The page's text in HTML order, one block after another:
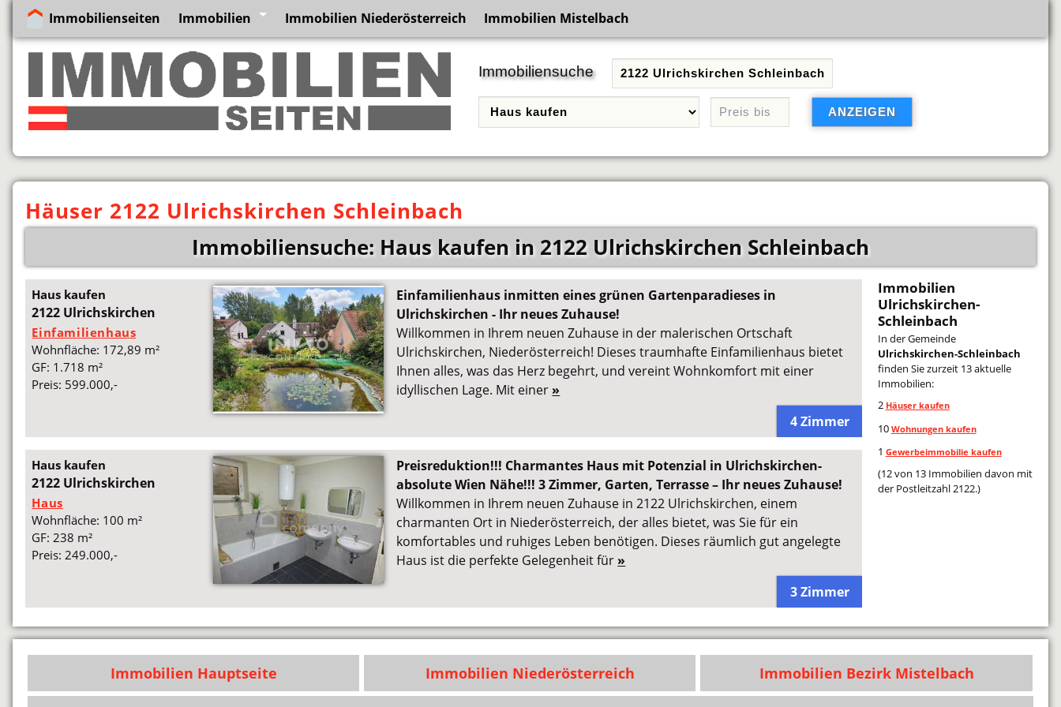
Immobilienseiten Immobilien Immobilien Niederösterreich Immobilien Mistelbach
Immobiliensuche
Häuser 2122 Ulrichskirchen Schleinbach
Immobiliensuche: Haus kaufen in 2122 Ulrichskirchen Schleinbach
Haus kaufen
2122 Ulrichskirchen
Einfamilienhaus
Wohnfläche: 172,89 m²
GF: 1.718 m²
Preis: 599.000,-
Einfamilienhaus inmitten eines grünen Gartenparadieses in
Ulrichskirchen - Ihr neues Zuhause!
Willkommen in Ihrem neuen Zuhause in der malerischen Ortschaft
Ulrichskirchen, Niederösterreich! Dieses traumhafte Einfamilienhaus bietet
Ihnen alles, was das Herz begehrt, und vereint Wohnkomfort mit einer
idyllischen Lage. Mit einer »
4 Zimmer
Haus kaufen
2122 Ulrichskirchen
Haus
Wohnfläche: 100 m²
GF: 238 m²
Preis: 249.000,-
Preisreduktion!!! Charmantes Haus mit Potenzial in Ulrichskirchen-
absolute Wien Nähe!!! 3 Zimmer, Garten, Terrasse – Ihr neues Zuhause!
Willkommen in Ihrem neuen Zuhause in 2122 Ulrichskirchen, einem
charmanten Ort in Niederösterreich, der alles bietet, was Sie für ein
komfortables und ruhiges Leben benötigen. Dieses räumlich gut angelegte
Haus ist die perfekte Gelegenheit für »
3 Zimmer
Immobilien
Ulrichskirchen-
Schleinbach
In der Gemeinde
Ulrichskirchen-Schleinbach
finden Sie zurzeit 13 aktuelle
Immobilien:
2 Häuser kaufen
10 Wohnungen kaufen
1 Gewerbeimmobilie kaufen
(12 von 13 Immobilien davon mit
der Postleitzahl 2122.)
Immobilien Hauptseite Immobilien Niederösterreich Immobilien Bezirk Mistelbach